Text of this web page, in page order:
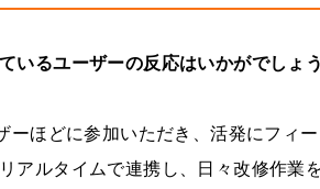
るユーザーの反応はいかがでしょう
ーほどに参加いただき、活発にフィ
アルタイムで連携し、日々改修作業